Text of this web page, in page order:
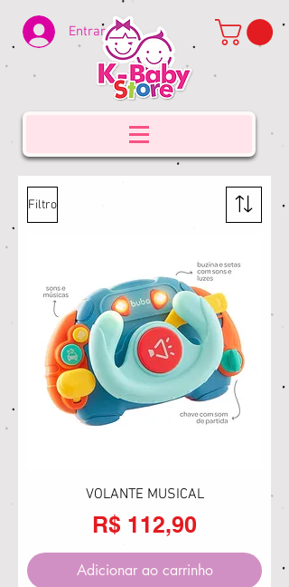
Entrar
Filtro
VOLANTE MUSICAL
Preço
R$ 112,90
Adicionar ao carrinho